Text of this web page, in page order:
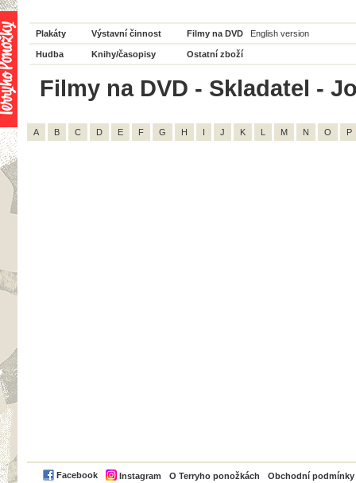
Plakáty Výstavní činnost Filmy na DVD English version
Hudba Knihy/časopisy Ostatní zboží
Filmy na DVD - Skladatel -
A B C D E F G H I J K L M N O P
Facebook Instagram O Terryho ponožkách Obchodní podmínky
PayPal